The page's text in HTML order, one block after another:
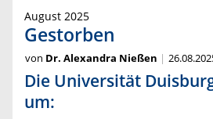
August 2025
Gestorben
von Dr. Alexandra Nießen
Die Universität
um: